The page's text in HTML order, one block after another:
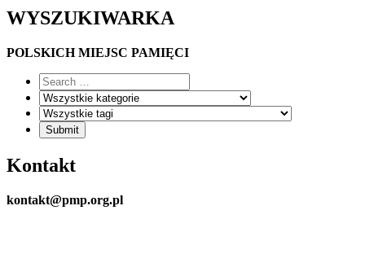
WYSZUKIWARKA
POLSKICH MIEJSC PAMIĘCI
Kontakt
kontakt@pmp.org.pl